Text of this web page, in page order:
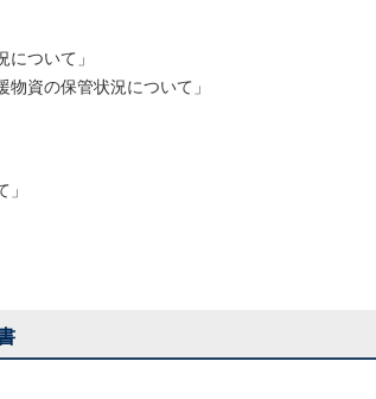
ついて」
の保管状況について」